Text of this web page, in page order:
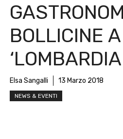
BOLLICINE A
Elsa Sangalli 13 Marzo 2018
NEWS & EVENTI